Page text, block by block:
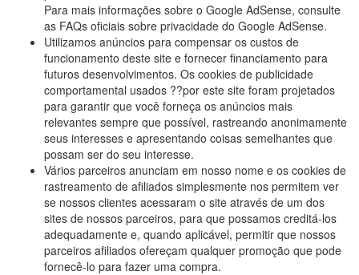
Para mais informações sobre o Google AdSense, consulte
as FAQs oficiais sobre privacidade do Google AdSense.
Utilizamos anúncios para compensar os custos de
funcionamento deste site e fornecer financiamento para
futuros desenvolvimentos. Os cookies de publicidade
comportamental usados ??por este site foram projetados
para garantir que você forneça os anúncios mais
relevantes sempre que possível, rastreando anonimamente
seus interesses e apresentando coisas semelhantes que
possam ser do seu interesse.
Vários parceiros anunciam em nosso nome e os cookies de
rastreamento de afiliados simplesmente nos permitem ver
se nossos clientes acessaram o site através de um dos
sites de nossos parceiros, para que possamos creditá-los
adequadamente e, quando aplicável, permitir que nossos
parceiros afiliados ofereçam qualquer promoção que pode
fornecê-lo para fazer uma compra.